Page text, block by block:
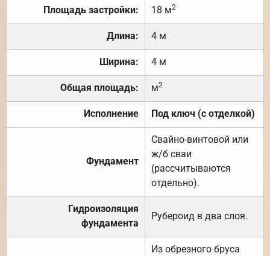
Площадь застройки: 18 м2
Длина: 4 м
Ширина: 4 м
Общая площадь: м2
Исполнение Под ключ (с отделкой)
Фундамент
Свайно-винтовой или
ж/б сваи
(рассчитываются
отдельно).
Гидроизоляция
фундамента
Рубероид в два слоя.
Из обрезного бруса